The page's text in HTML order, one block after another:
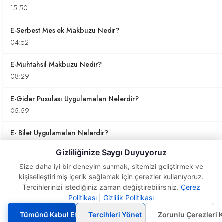
15:50
E-Serbest Meslek Makbuzu Nedir?
04:52
E-Muhtahsil Makbuzu Nedir?
08:29
E-Gider Pusulası Uygulamaları Nelerdir?
05:59
E- Bilet Uygulamaları Nelerdir?
E-Sigorta Gider Komisyon Belgesi Nedir?
02:54
E-Dekont Uygulamaları Nedir?
01:56
Yapılan Değişiklikler
Gizliliğinize Saygı Duyuyoruz
Size daha iyi bir deneyim sunmak, sitemizi geliştirmek ve
kişiselleştirilmiş içerik sağlamak için çerezler kullanıyoruz.
Tercihlerinizi istediğiniz zaman değiştirebilirsiniz. Çerez
Politikası
Gizlilik Politikası
Tümünü Kabul Et
Tercihleri Yönet Zorunlu Çerezleri